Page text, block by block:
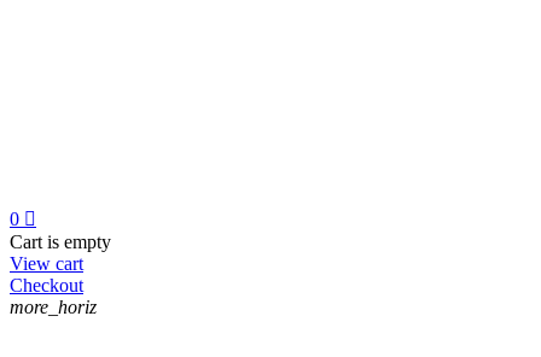
0 
Cart is empty
View cart
Checkout
more_horiz